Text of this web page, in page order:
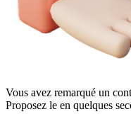
Vous avez remarqué un
Proposez le en quelques